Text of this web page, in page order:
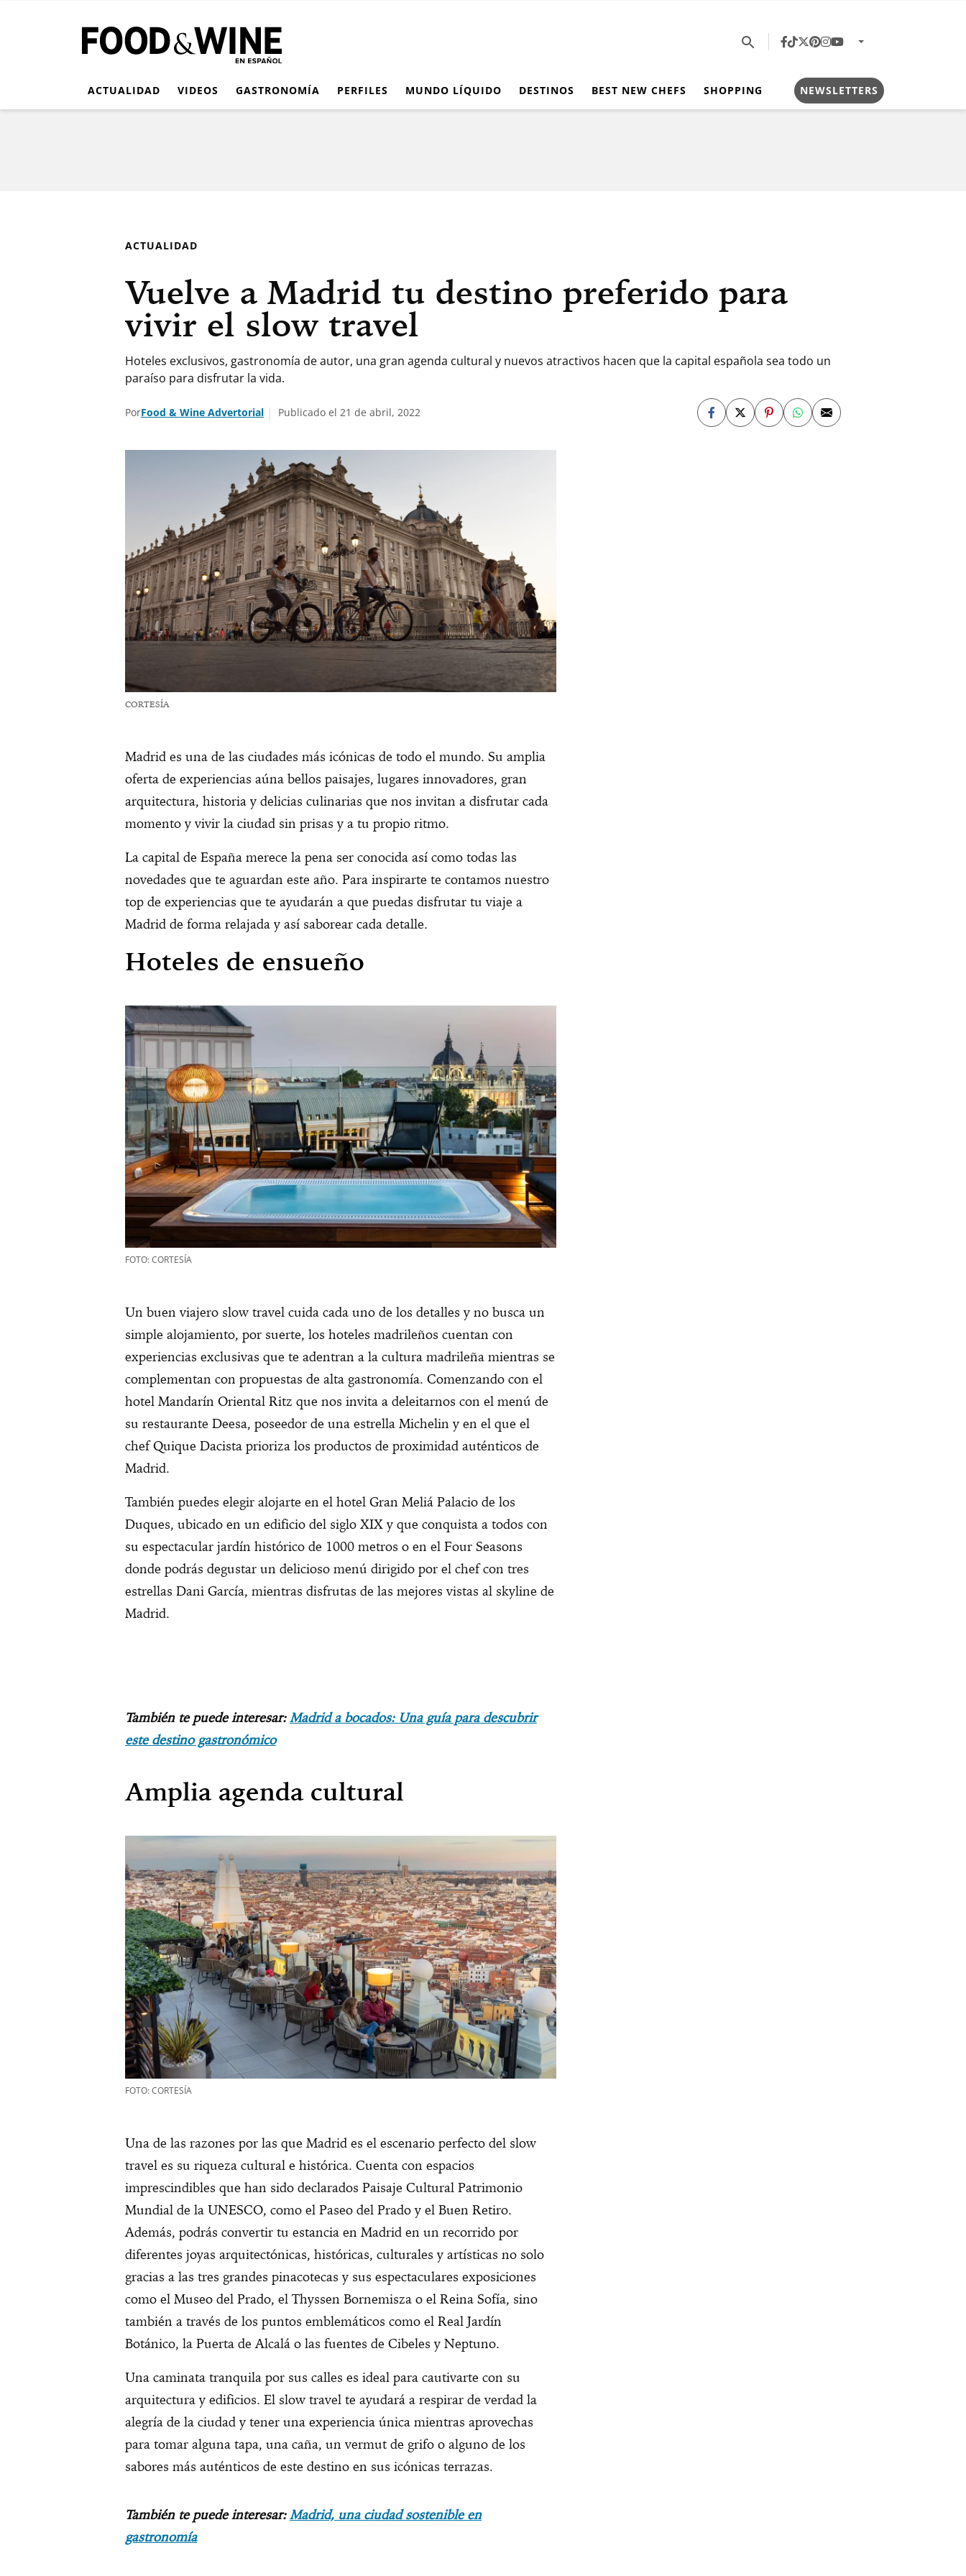
ACTUALIDAD VIDEOS GASTRONOMÍA PERFILES MUNDO LÍQUIDO DESTINOS BEST NEW CHEFS SHOPPING NEWSLETTERS
ACTUALIDAD
Vuelve a Madrid tu destino preferido para
vivir el slow travel
Hoteles exclusivos, gastronomía de autor, una gran agenda cultural y nuevos atractivos hacen que la capital española sea todo un
paraíso para disfrutar la vida.
PorFood & Wine Advertorial Publicado el 21 de abril, 2022
CORTESÍA
Madrid es una de las ciudades más icónicas de todo el mundo. Su amplia
oferta de experiencias aúna bellos paisajes, lugares innovadores, gran
arquitectura, historia y delicias culinarias que nos invitan a disfrutar cada
momento y vivir la ciudad sin prisas y a tu propio ritmo.
La capital de España merece la pena ser conocida así como todas las
novedades que te aguardan este año. Para inspirarte te contamos nuestro
top de experiencias que te ayudarán a que puedas disfrutar tu viaje a
Madrid de forma relajada y así saborear cada detalle.
Hoteles de ensueño
FOTO: CORTESÍA
Un buen viajero slow travel cuida cada uno de los detalles y no busca un
simple alojamiento, por suerte, los hoteles madrileños cuentan con
experiencias exclusivas que te adentran a la cultura madrileña mientras se
complementan con propuestas de alta gastronomía. Comenzando con el
hotel Mandarín Oriental Ritz que nos invita a deleitarnos con el menú de
su restaurante Deesa, poseedor de una estrella Michelin y en el que el
chef Quique Dacista prioriza los productos de proximidad auténticos de
Madrid.
También puedes elegir alojarte en el hotel Gran Meliá Palacio de los
Duques, ubicado en un edificio del siglo XIX y que conquista a todos con
su espectacular jardín histórico de 1000 metros o en el Four Seasons
donde podrás degustar un delicioso menú dirigido por el chef con tres
estrellas Dani García, mientras disfrutas de las mejores vistas al skyline de
Madrid.
También te puede interesar: Madrid a bocados: Una guía para descubrir
este destino gastronómico
Amplia agenda cultural
FOTO: CORTESÍA
Una de las razones por las que Madrid es el escenario perfecto del slow
travel es su riqueza cultural e histórica. Cuenta con espacios
imprescindibles que han sido declarados Paisaje Cultural Patrimonio
Mundial de la UNESCO, como el Paseo del Prado y el Buen Retiro.
Además, podrás convertir tu estancia en Madrid en un recorrido por
diferentes joyas arquitectónicas, históricas, culturales y artísticas no solo
gracias a las tres grandes pinacotecas y sus espectaculares exposiciones
como el Museo del Prado, el Thyssen Bornemisza o el Reina Sofía, sino
también a través de los puntos emblemáticos como el Real Jardín
Botánico, la Puerta de Alcalá o las fuentes de Cibeles y Neptuno.
Una caminata tranquila por sus calles es ideal para cautivarte con su
arquitectura y edificios. El slow travel te ayudará a respirar de verdad la
alegría de la ciudad y tener una experiencia única mientras aprovechas
para tomar alguna tapa, una caña, un vermut de grifo o alguno de los
sabores más auténticos de este destino en sus icónicas terrazas.
También te puede interesar: Madrid, una ciudad sostenible en
gastronomía